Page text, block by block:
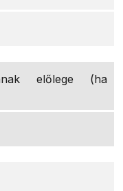
előlege (ha